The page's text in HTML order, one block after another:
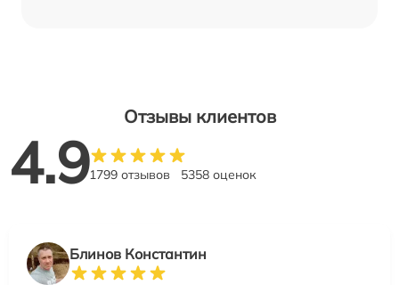
Отзывы клиентов
4.91799 отзывов 5358 оценок
Блинов Константин